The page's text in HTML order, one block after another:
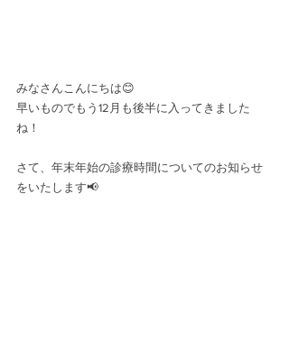
みなさんこんにちは😊
早いものでもう12月も後半に入ってきました
ね！
さて、年末年始の診療時間についてのお知らせ
をいたします📢